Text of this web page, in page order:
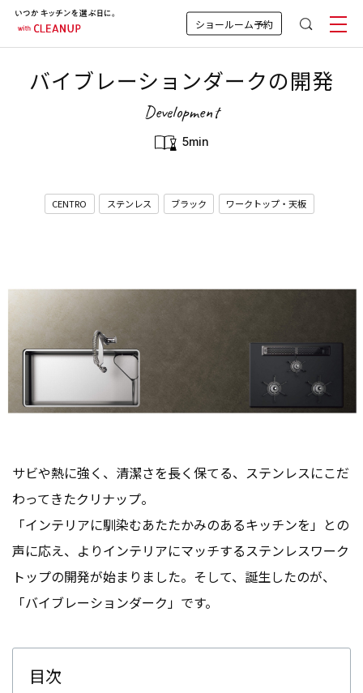
ショールーム予約
バイブレーションダークの開発
Development
5min
CENTRO ステンレス ブラック ワークトップ・天板
サビや熱に強く、清潔さを長く保てる、ステンレスにこだ
わってきたクリナップ。
「インテリアに馴染むあたたかみのあるキッチンを」との
声に応え、よりインテリアにマッチするステンレスワーク
トップの開発が始まりました。そして、誕生したのが、
「バイブレーションダーク」です。
目次